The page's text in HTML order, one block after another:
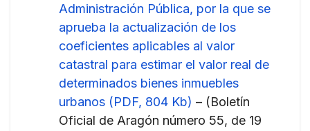
Administración Pública, por la que se
aprueba la actualización de los
coeficientes aplicables al valor
catastral para estimar el valor real de
determinados bienes inmuebles
urbanos (PDF, 804 Kb) – (Boletín
Oficial de Aragón número 55, de 19